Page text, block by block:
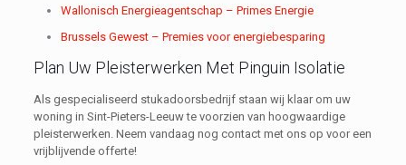
Wallonisch Energieagentschap – Primes Energie
Brussels Gewest – Premies voor energiebesparing
Plan Uw Pleisterwerken Met Pinguin Isolatie
Als gespecialiseerd stukadoorsbedrijf staan wij klaar om uw
woning in Sint-Pieters-Leeuw te voorzien van hoogwaardige
pleisterwerken. Neem vandaag nog contact met ons op voor een
vrijblijvende offerte!